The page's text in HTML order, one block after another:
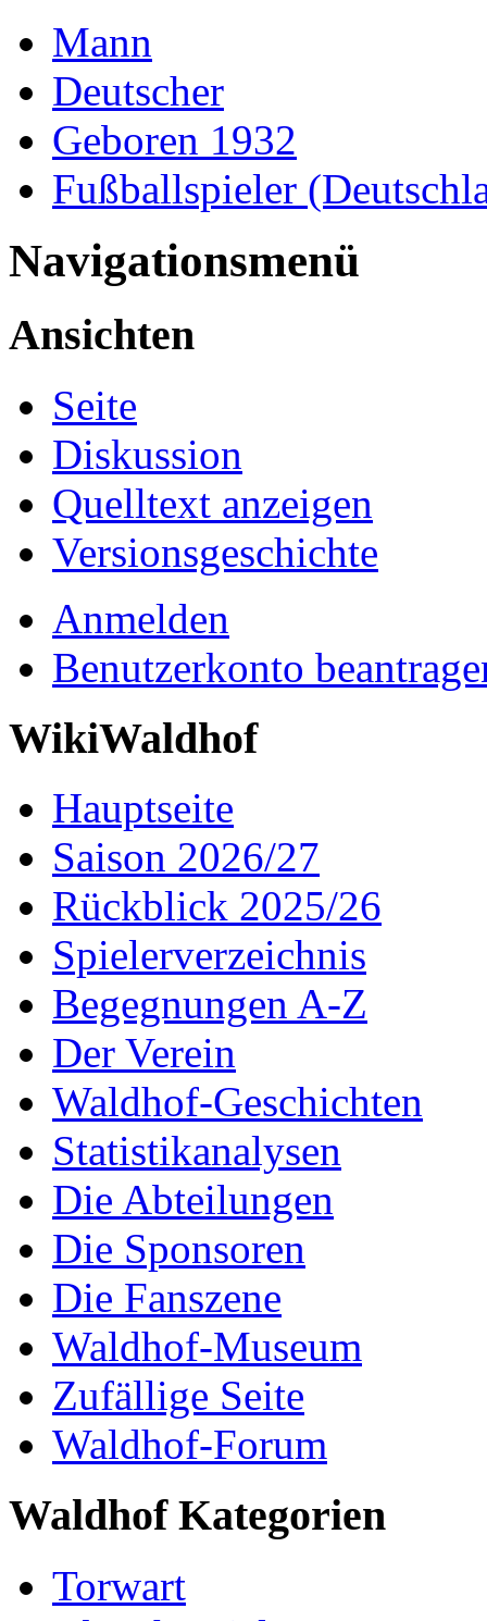
Mann
Deutscher
Geboren 1932
Fußballspieler
Navigationsmenü
Ansichten
Seite
Diskussion
Quelltext anzeigen
Versionsgeschichte
Anmelden
Benutzerkonto
WikiWaldhof
Hauptseite
Saison 2026/27
Rückblick 2025/26
Spielerverzeichnis
Begegnungen A-Z
Der Verein
Waldhof-Geschichten
Statistikanalysen
Die Abteilungen
Die Sponsoren
Die Fanszene
Waldhof-Museum
Zufällige Seite
Waldhof-Forum
Waldhof Kategorien
Torwart